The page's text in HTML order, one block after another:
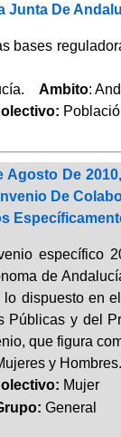
Junta De
bases
Ambito:
Agosto De
De
específico
de
lo dispuesto en
Públicas y del
que figura
y
Mujer
General